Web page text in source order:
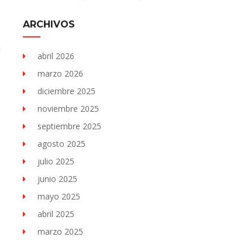
ARCHIVOS
abril 2026
marzo 2026
diciembre 2025
noviembre 2025
septiembre 2025
agosto 2025
julio 2025
junio 2025
mayo 2025
abril 2025
marzo 2025